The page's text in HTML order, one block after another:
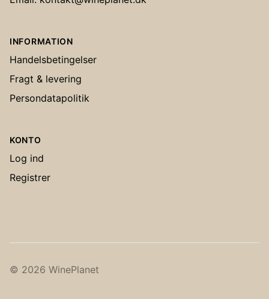
INFORMATION
Handelsbetingelser
Fragt & levering
Persondatapolitik
KONTO
Log ind
Registrer
© 2026 WinePlanet